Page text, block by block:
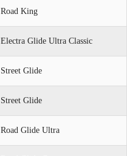
Road King
Electra Glide Ultra Classic
Street Glide
Street Glide
Road Glide Ultra